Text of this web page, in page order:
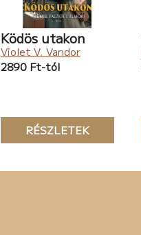
Ködös utakon
Violet V. Vandor
2890 Ft-tól
RÉSZLETEK